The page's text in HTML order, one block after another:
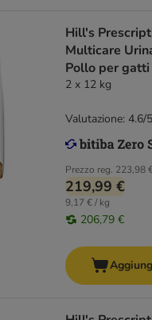
Hill's
Multicare
Pollo per gatti
2 x 12 kg
Prezzo reg. 223,98
219,99 €
9,17 € / kg
206,79 €
Valutazione: 4.6/5